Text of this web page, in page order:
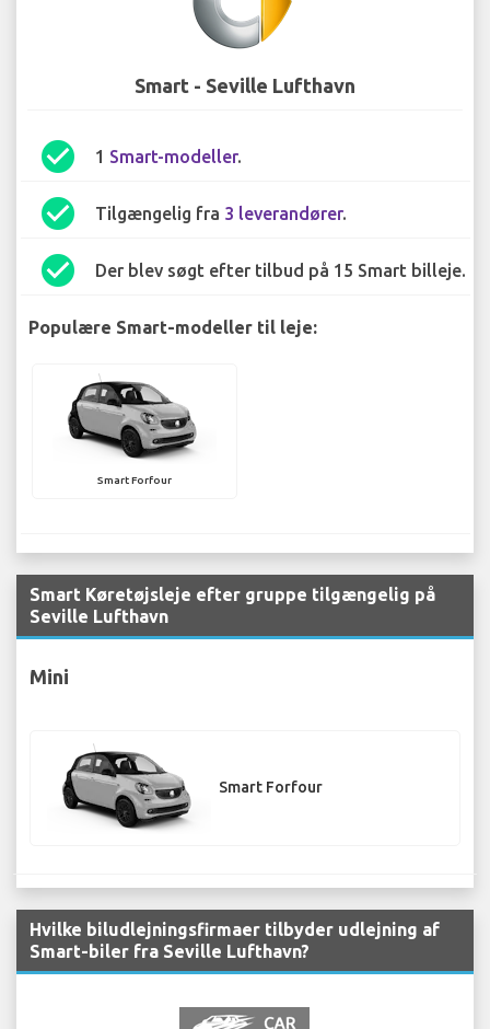
Smart - Seville Lufthavn
check_circle 1 Smart-modeller.
check_circle Tilgængelig fra 3 leverandører.
check_circle Der blev søgt efter tilbud på 15 Smart billeje.
Populære Smart-modeller til leje:
Smart Forfour
Smart Køretøjsleje efter gruppe tilgængelig på
Seville Lufthavn
Mini
Smart Forfour
Hvilke biludlejningsfirmaer tilbyder udlejning af
Smart-biler fra Seville Lufthavn?